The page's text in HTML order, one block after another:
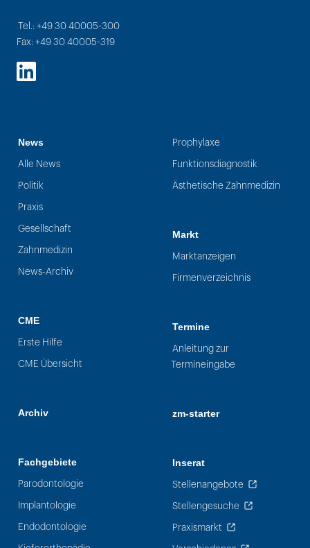
Tel.: +49 30 40005-300
Fax: +49 30 40005-319
LinkedIn
News
Alle News
Politik
Praxis
Gesellschaft
Zahnmedizin
News-Archiv
CME
Erste Hilfe
CME Übersicht
Archiv
Fachgebiete
Parodontologie
Implantologie
Endodontologie
Prophylaxe
Funktionsdiagnostik
Ästhetische Zahnmedizin
Markt
Marktanzeigen
Firmenverzeichnis
Termine
Anleitung zur
Termineingabe
zm-starter
Inserat
Stellenangebote
Stellengesuche
Praxismarkt